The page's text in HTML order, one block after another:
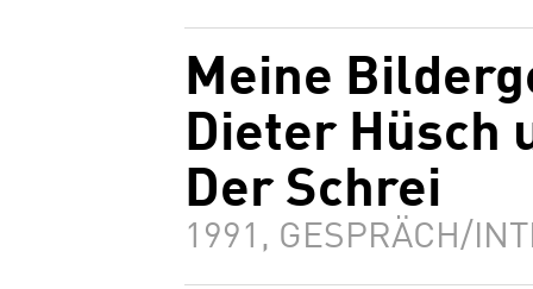
Meine
Dieter Hüsch
Der Schrei
1991, GESPRÄCH/